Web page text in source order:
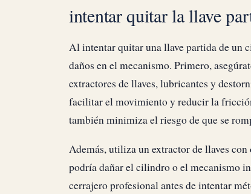
intentar quitar la llave
Al intentar quitar una llave partida de un
daños en el mecanismo. Primero,
extractores de llaves, lubricantes y
facilitar el movimiento y reducir la
también minimiza el riesgo de que se
Además, utiliza un extractor de llaves
podría dañar el cilindro o el mecanismo
cerrajero profesional antes de intentar